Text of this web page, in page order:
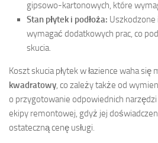
gipsowo-kartonowych, które
Stan płytek i podłoża: Uszkodzone
wymagać dodatkowych prac, co
skucia.
Koszt skucia płytek w łazience waha się
kwadratowy , co zależy także od
o przygotowanie odpowiednich
ekipy remontowej, gdyż jej
ostateczną cenę usługi.